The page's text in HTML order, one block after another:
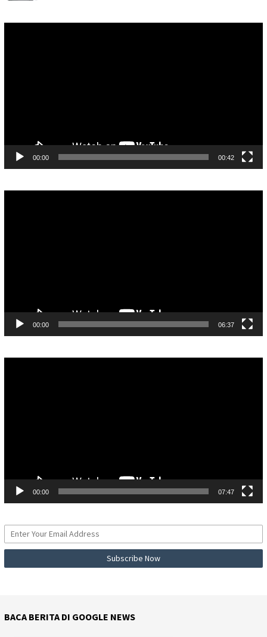
00:00 00:42
00:00 06:37
00:00 07:47
BACA BERITA DI GOOGLE NEWS